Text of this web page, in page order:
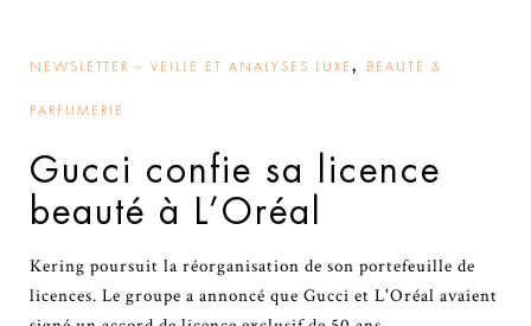
NEWSLETTER – VEILLE ET ANALYSES LUXE , BEAUTÉ &
PARFUMERIE
Gucci confie sa licence
beauté à L’Oréal
Kering poursuit la réorganisation de son portefeuille de
licences. Le groupe a annoncé que Gucci et L'Oréal avaient